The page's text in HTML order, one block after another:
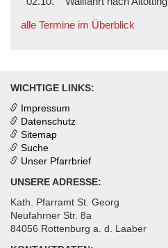
alle Termine im Überblick
WICHTIGE LINKS:
Impressum
Datenschutz
Sitemap
Suche
Unser Pfarrbrief
UNSERE ADRESSE:
Kath. Pfarramt St. Georg
Neufahrner Str. 8a
84056 Rottenburg a. d. Laaber